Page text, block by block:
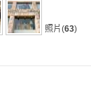
照片(63)